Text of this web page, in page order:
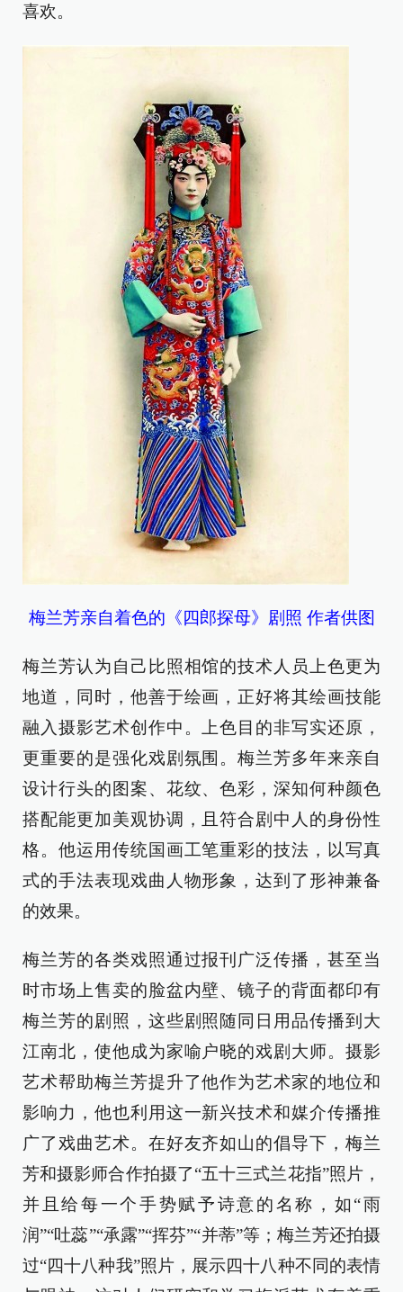
喜欢。
梅兰芳亲自着色的《四郎探母》剧照 作者供图
梅兰芳认为自己比照相馆的技术人员上色更为
地道，同时，他善于绘画，正好将其绘画技能
融入摄影艺术创作中。上色目的非写实还原，
更重要的是强化戏剧氛围。梅兰芳多年来亲自
设计行头的图案、花纹、色彩，深知何种颜色
搭配能更加美观协调，且符合剧中人的身份性
格。他运用传统国画工笔重彩的技法，以写真
式的手法表现戏曲人物形象，达到了形神兼备
的效果。
梅兰芳的各类戏照通过报刊广泛传播，甚至当
时市场上售卖的脸盆内壁、镜子的背面都印有
梅兰芳的剧照，这些剧照随同日用品传播到大
江南北，使他成为家喻户晓的戏剧大师。摄影
艺术帮助梅兰芳提升了他作为艺术家的地位和
影响力，他也利用这一新兴技术和媒介传播推
广了戏曲艺术。在好友齐如山的倡导下，梅兰
芳和摄影师合作拍摄了“五十三式兰花指”照片，
并且给每一个手势赋予诗意的名称，如“雨
润”“吐蕊”“承露”“挥芬”“并蒂”等；梅兰芳还拍摄
过“四十八种我”照片，展示四十八种不同的表情